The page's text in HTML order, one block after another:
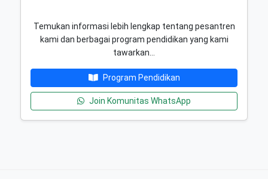
Temukan informasi lebih lengkap tentang pesantren
kami dan berbagai program pendidikan yang kami
tawarkan…
Program Pendidikan
Join Komunitas WhatsApp